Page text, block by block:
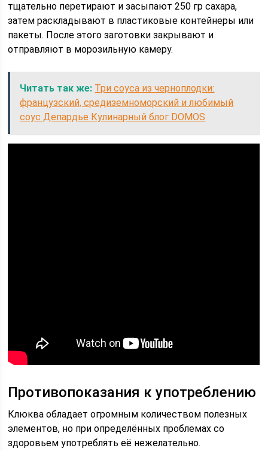
тщательно перетирают и засыпают 250 гр сахара,
затем раскладывают в пластиковые контейнеры или
пакеты. После этого заготовки закрывают и
отправляют в морозильную камеру.
Читать так же: Три соуса из черноплодки:
французский, средиземноморский и любимый
соус Депардье Кулинарный блог DOMOS
Противопоказания к употреблению
Клюква обладает огромным количеством полезных
элементов, но при определённых проблемах со
здоровьем употреблять её нежелательно.